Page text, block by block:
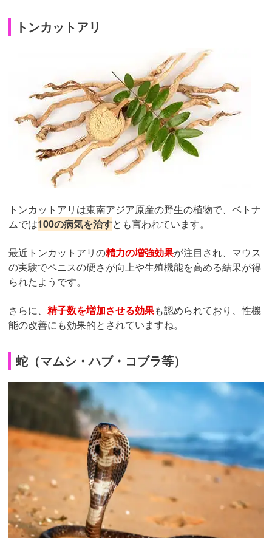
トンカットアリ
トンカットアリは東南アジア原産の野生の植物で、ベトナ
ムでは100の病気を治すとも言われています。
最近トンカットアリの精力の増強効果が注目され、マウス
の実験でペニスの硬さが向上や生殖機能を高める結果が得
られたようです。
さらに、 精子数を増加させる効果も認められており、性機
能の改善にも効果的とされていますね。
蛇（マムシ・ハブ・コブラ等）